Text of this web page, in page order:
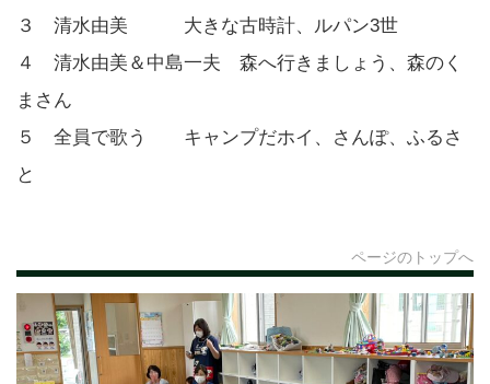
３ 清水由美 大きな古時計、ルパン3世
４ 清水由美＆中島一夫 森へ行きましょう、森のく
まさん
５ 全員で歌う キャンプだホイ、さんぽ、ふるさ
と
ページのトップへ